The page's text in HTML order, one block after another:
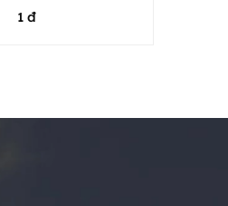
1 đ